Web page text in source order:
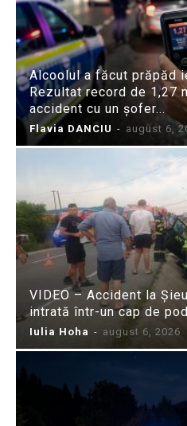
Alcoolul a făcut prăpăd
Rezultat record de 1,27
accident cu un șofer...
Flavia DANCIU - august 6,
VIDEO – Accident la
intrată într-un cap de
Iulia Hoha - august 6, 2026